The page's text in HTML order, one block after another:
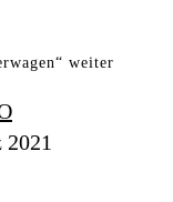
weiter